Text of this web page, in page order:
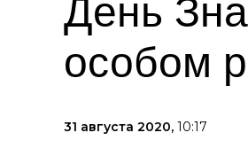
День
особом
31 августа 2020, 10:17